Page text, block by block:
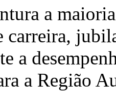
a
carreira,
a
a Região